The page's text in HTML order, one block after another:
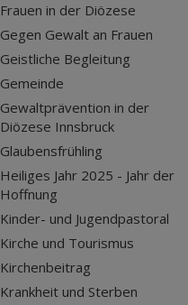
Frauen in der Diözese
Gegen Gewalt an Frauen
Geistliche Begleitung
Gemeinde
Gewaltprävention in der
Diözese Innsbruck
Glaubensfrühling
Heiliges Jahr 2025 - Jahr der
Hoffnung
Kinder- und Jugendpastoral
Kirche und Tourismus
Kirchenbeitrag
Krankheit und Sterben